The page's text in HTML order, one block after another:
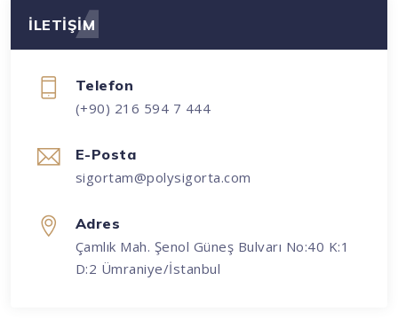
İLETİŞİM
Telefon
(+90) 216 594 7 444
E-Posta
sigortam@polysigorta.com
Adres
Çamlık Mah. Şenol Güneş Bulvarı No:40 K:1
D:2 Ümraniye/İstanbul